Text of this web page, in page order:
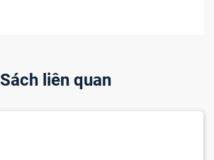
Sách liên quan